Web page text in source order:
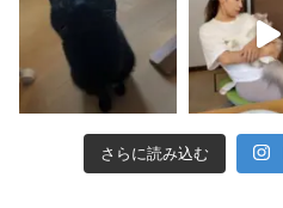
さらに読み込む